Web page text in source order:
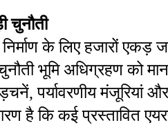
चुनौती
के लिए हजारों एकड़
भूमि अधिग्रहण को
पर्यावरणीय मंजूरियां
है कि कई प्रस्तावित